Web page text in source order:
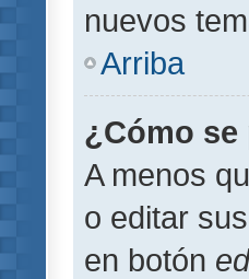
nuevos
Arriba
¿Cómo
A menos
o editar
en botón